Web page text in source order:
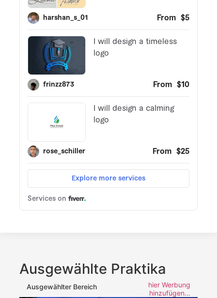
Ausgewählte Praktika
Ausgewählter Bereich
hier Werbung
hinzufügen...